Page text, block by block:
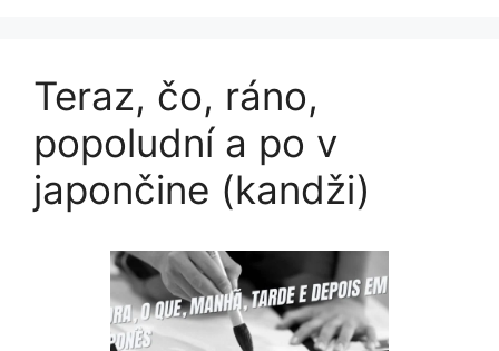
Teraz, čo, ráno,
popoludní a po v
japončine (kandži)